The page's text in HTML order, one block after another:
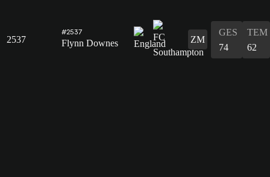
2537
#2537
Flynn Downes ZM
GES
74
TEM
62